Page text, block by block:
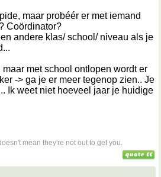
maar probéér er met iemand
Coördinator?
andere klas/ school/ niveau als je
met school ontlopen wordt er
-> ga je er meer tegenop zien.. Je
Ik weet niet hoeveel jaar je huidige
mean they're not out to get you.